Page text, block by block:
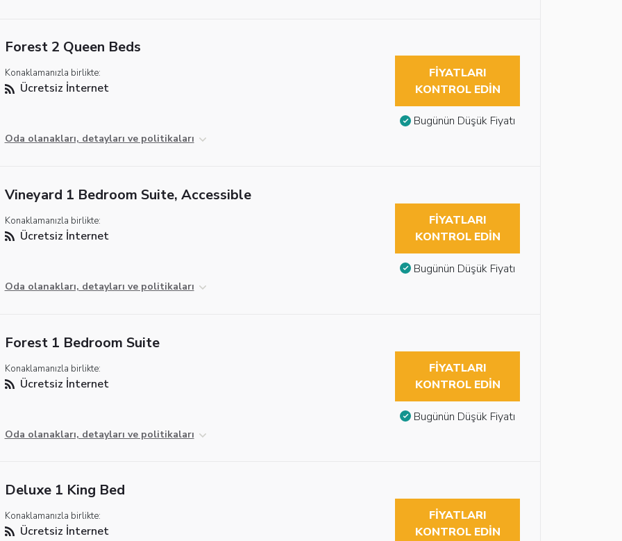
Forest 2 Queen Beds
Konaklamanızla birlikte:
Ücretsiz İnternet
Oda olanakları, detayları ve politikaları
FIYATLARI
KONTROL EDIN
Bugünün Düşük Fiyatı
Vineyard 1 Bedroom Suite, Accessible
Konaklamanızla birlikte:
Ücretsiz İnternet
Oda olanakları, detayları ve politikaları
FIYATLARI
KONTROL EDIN
Bugünün Düşük Fiyatı
Forest 1 Bedroom Suite
Konaklamanızla birlikte:
Ücretsiz İnternet
Oda olanakları, detayları ve politikaları
FIYATLARI
KONTROL EDIN
Bugünün Düşük Fiyatı
Deluxe 1 King Bed
Konaklamanızla birlikte:
Ücretsiz İnternet
FIYATLARI
KONTROL EDIN